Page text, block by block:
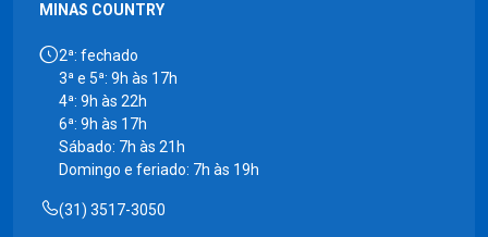
MINAS COUNTRY
2ª: fechado
3ª e 5ª: 9h às 17h
4ª: 9h às 22h
6ª: 9h às 17h
Sábado: 7h às 21h
Domingo e feriado: 7h às 19h
(31) 3517-3050